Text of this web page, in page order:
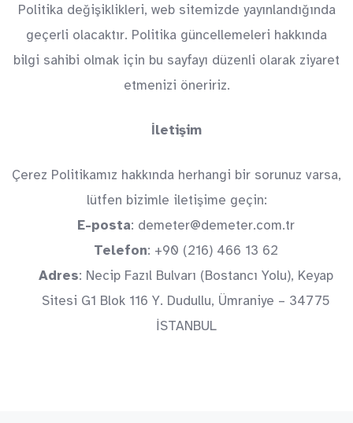
Politika değişiklikleri, web sitemizde yayınlandığında
geçerli olacaktır. Politika güncellemeleri hakkında
bilgi sahibi olmak için bu sayfayı düzenli olarak ziyaret
etmenizi öneririz.
İletişim
Çerez Politikamız hakkında herhangi bir sorunuz varsa,
lütfen bizimle iletişime geçin:
E-posta: demeter@demeter.com.tr
Telefon: +90 (216) 466 13 62
Adres: Necip Fazıl Bulvarı (Bostancı Yolu), Keyap
Sitesi G1 Blok 116 Y. Dudullu, Ümraniye – 34775
İSTANBUL